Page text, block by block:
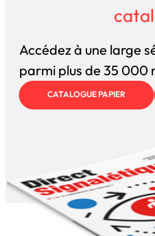
Accédez à une large
parmi plus de 35 000
CATALOGUE PAPIER